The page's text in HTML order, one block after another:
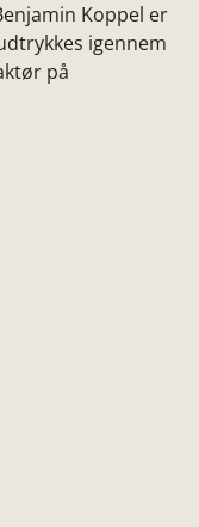
Koppel er
igennem
på